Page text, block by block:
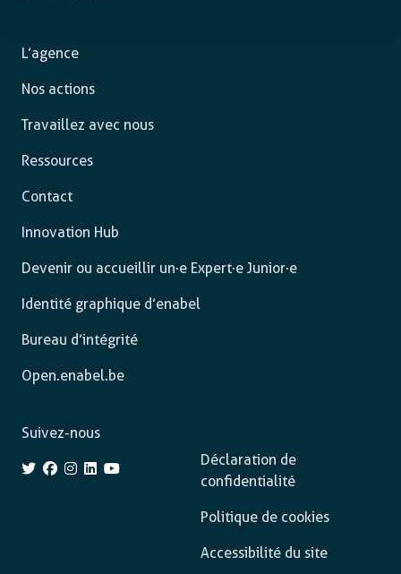
L’agence
Nos actions
Travaillez avec nous
Ressources
Contact
Innovation Hub
Devenir ou accueillir un·e Expert·e Junior·e
Identité graphique d’enabel
Bureau d’intégrité
Open.enabel.be
Déclaration de
confidentialité
Politique de cookies
Accessibilité du site
Suivez-nous